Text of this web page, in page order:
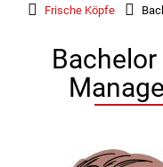
Frische Köpfe